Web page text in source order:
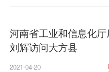
河南省工业和信息化厅
刘辉访问大方县
2021-04-20